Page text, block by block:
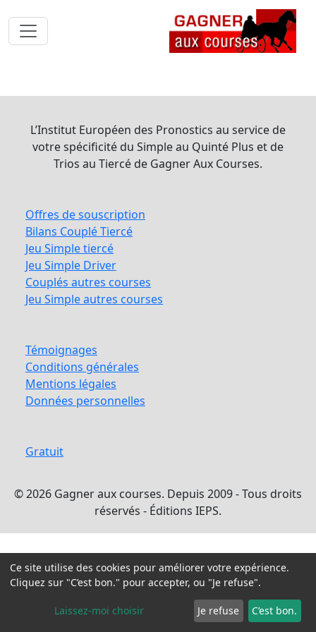
Ce site utilise des cookies pour améliorer votre expérience.
Cliquez sur "C’est bon." pour accepter, ou "Je refuse".
Laissez-moi choisir Je refuse C’est bon.
L’Institut Européen des Pronostics au service de
votre spécificité du Simple au Quinté Plus et de
Trios au Tiercé de Gagner Aux Courses.
Offres de souscription
Bilans Couplé Tiercé
Jeu Simple tiercé
Jeu Simple Driver
Couplés autres courses
Jeu Simple autres courses
Témoignages
Conditions générales
Mentions légales
Données personnelles
Gratuit
© 2026 Gagner aux courses. Depuis 2009 - Tous droits
réservés - Éditions IEPS.